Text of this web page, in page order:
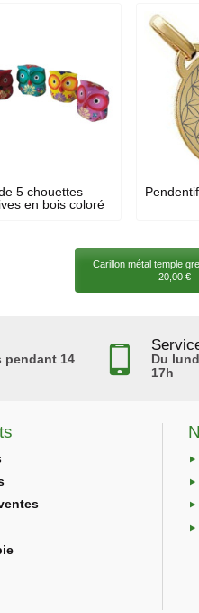
5 chouettes
en bois coloré
Carillon métal temple
20,00 €
pendant 14
Du
17h